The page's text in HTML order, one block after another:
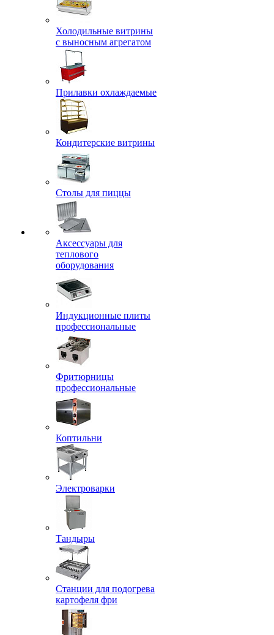
Холодильные витрины
с выносным агрегатом
Прилавки охлаждаемые
Кондитерские витрины
Столы для пиццы
Аксессуары для
теплового
оборудования
Индукционные плиты
профессиональные
Фритюрницы
профессиональные
Коптильни
Электроварки
Тандыры
Станции для подогрева
картофеля фри